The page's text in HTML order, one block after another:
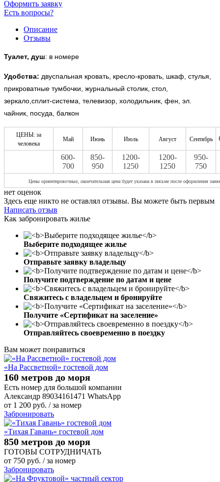
Оформить заявку
Есть вопросы?
Описание
Отзывы
Туалет, душ: в номере
Удобства: двуспальная кровать, кресло-кровать, шкаф, стулья,
прикроватные тумбочки, журнальный столик, стол,
зеркало,сплит-система, телевизор, холодильник, фен, эл.
чайник, посуда, балкон
ЦЕНЫ: за
человека
Май Июнь Июль Август Сентябрь
600-
700
850-
950
1200-
1250
1200-
1250
950-
750
Цены ориентировочные, окончательная цена будет указана в письме после оформления
нет оценок
Здесь еще никто не оставлял отзывы. Вы можете быть первым
Написать отзыв
Как забронировать жилье
Выберите подходящее жилье
Отправьте заявку владельцу
Получите подтверждение по датам и цене
Свяжитесь с владельцем и бронируйте
Получите «Сертификат на заселение»
Отправляйтесь своевременно в поездку
Вам может понравиться
«На Рассветной» гостевой дом
160 метров до моря
Есть номер для большой компании
Александр 89034161471 WhatsApp
от 1 200 руб. / за номер
Забронировать
«Тихая Гавань» гостевой дом
850 метров до моря
ГОТОВЫ СОТРУДНИЧАТЬ
от 750 руб. / за номер
Забронировать